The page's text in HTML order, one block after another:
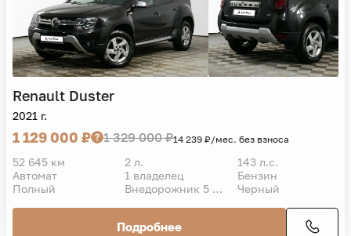
Renault Duster
2021 г.
1 129 000 ₽ 1 329 000 ₽14 239 ₽/мес. без взноса
52 645 км 2 л.
143 л.с.
Автомат
1 владелец
Бензин
Полный
Внедорожник 5 дв. Черный
Подробнее